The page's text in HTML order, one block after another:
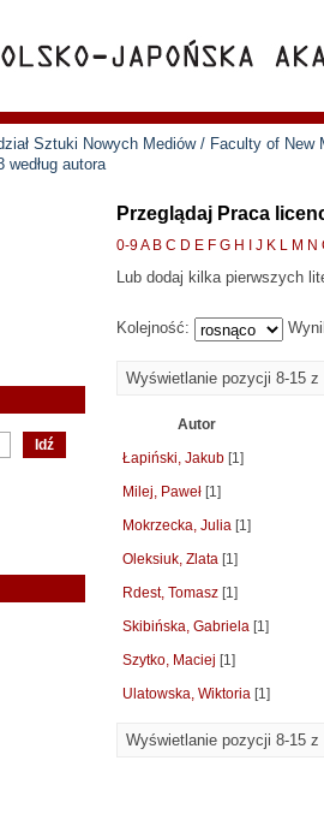
Sztuki Nowych Mediów / Faculty of New
autora
Przeglądaj Praca
0-9A B C D E F G H J K L M N
Lub dodaj kilka pierwszych
Kolejność:
Wyświetlanie pozycji 8-15 z
Autor
Łapiński, Jakub [1]
Milej, Paweł [1]
Mokrzecka, Julia [1]
Oleksiuk, Zlata [1]
Rdest, Tomasz [1]
Skibińska, Gabriela [1]
Szytko, Maciej [1]
Ulatowska, Wiktoria [1]
Wyświetlanie pozycji 8-15 z